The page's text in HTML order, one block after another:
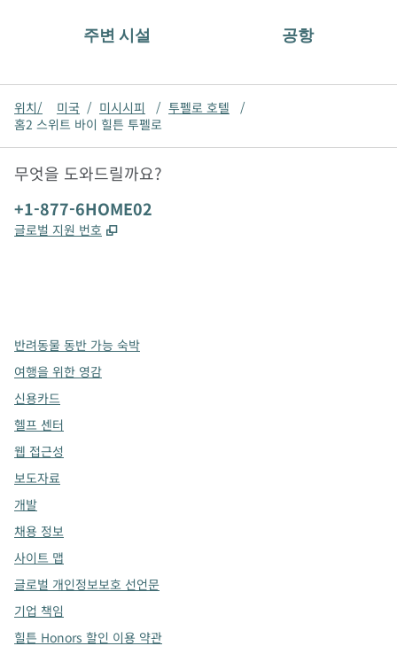
주변 시설 공항
위치/ 미국 / 미시시피 / 투펠로 호텔
/
홈2 스위트 바이 힐튼 투펠로
무엇을 도와드릴까요?
전화:
+1-877-6HOME02
글로벌 지원 번호 ,
반려동물 동반 가능 숙박
여행을 위한 영감
신용카드
헬프 센터
웹 접근성
보도자료
개발
채용 정보
사이트 맵
글로벌 개인정보보호 선언문
기업 책임
힐튼 Honors 할인 이용 약관